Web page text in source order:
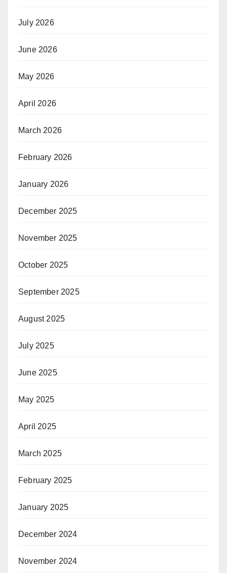
July 2026
June 2026
May 2026
April 2026
March 2026
February 2026
January 2026
December 2025
November 2025
October 2025
September 2025
August 2025
July 2025
June 2025
May 2025
April 2025
March 2025
February 2025
January 2025
December 2024
November 2024